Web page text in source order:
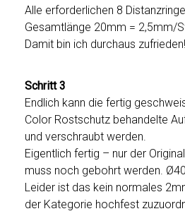
Alle erforderlichen 8
Gesamtlänge 20mm = 2,5mm/
Damit bin ich durchaus zufrieden!
Schritt 3
Endlich kann die fertig
Color Rostschutz behandelte
und verschraubt werden.
Eigentlich fertig – nur der
muss noch gebohrt werden.
Leider ist das kein normales
der Kategorie hochfest